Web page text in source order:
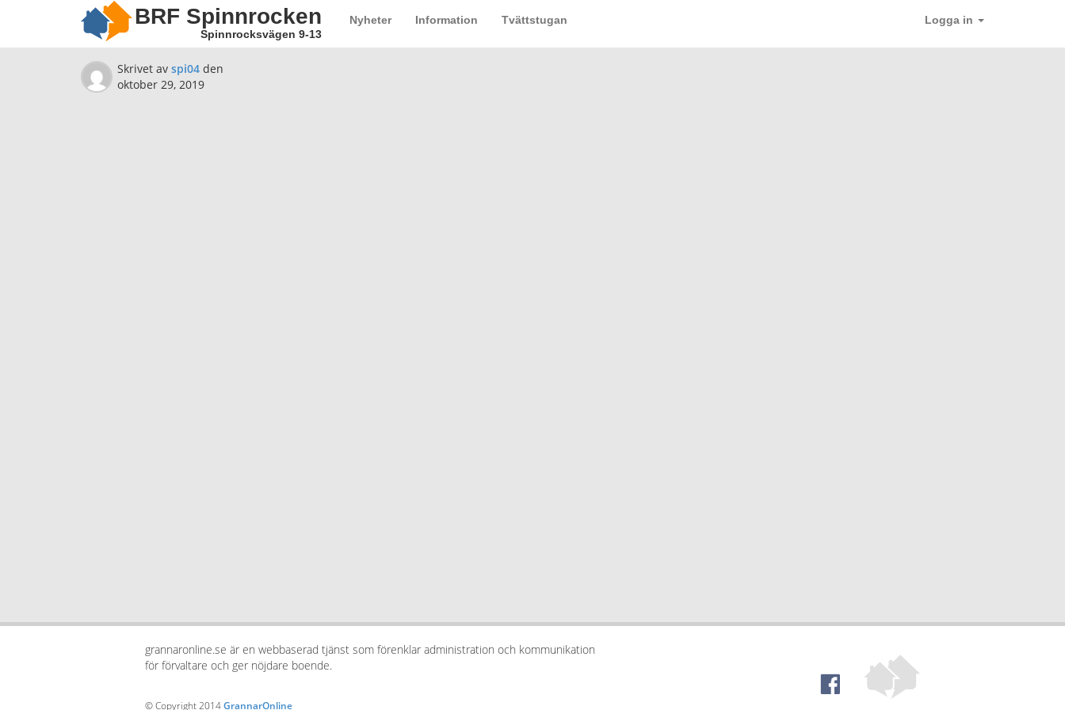
BRF Spinnrocken
Spinnrocksvägen 9-13
Nyheter Information Tvättstugan Logga in
Skrivet av spi04 den
oktober 29, 2019
grannaronline.se är en webbaserad tjänst som förenklar administration och kommunikation
för förvaltare och ger nöjdare boende.
© Copyright 2014GrannarOnline